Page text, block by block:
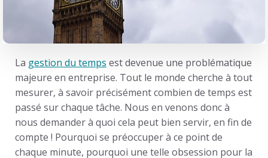
La gestion du temps est devenue une problématique
majeure en entreprise. Tout le monde cherche à tout
mesurer, à savoir précisément combien de temps est
passé sur chaque tâche. Nous en venons donc à
nous demander à quoi cela peut bien servir, en fin de
compte ! Pourquoi se préoccuper à ce point de
chaque minute, pourquoi une telle obsession pour la